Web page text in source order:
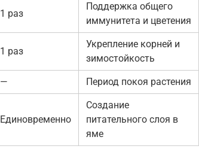
1 раз
Поддержка общего
иммунитета и цветения
1 раз
Укрепление корней и
зимостойкость
— Период покоя растения
Единовременно
Создание
питательного слоя в
яме